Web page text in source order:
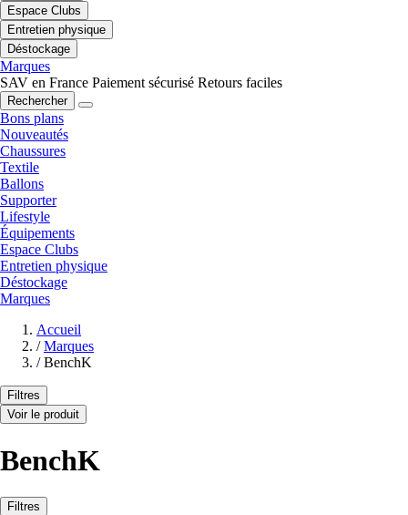
Espace Clubs
Entretien physique
Déstockage
Marques
SAV en France Paiement sécurisé Retours faciles
Rechercher
Bons plans
Nouveautés
Chaussures
Textile
Ballons
Supporter
Lifestyle
Équipements
Espace Clubs
Entretien physique
Déstockage
Marques
Accueil
/ Marques
/ BenchK
Filtres
Voir le produit
BenchK
Filtres